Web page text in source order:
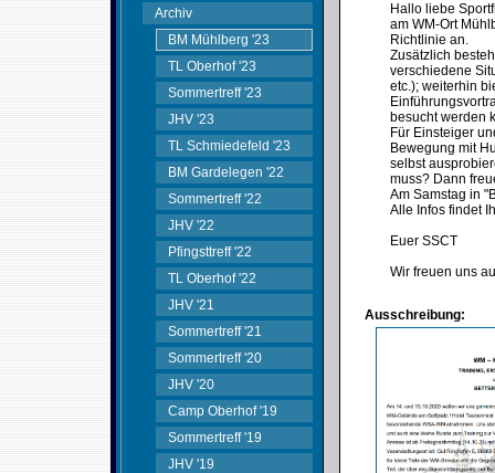
Archiv
BM Mühlberg '23
TL Oberhof '23
Sommertreff '23
JHV '23
TL Schmiedefeld '23
BM Gardelegen '22
Sommertreff '22
JHV '22
Pfingsttreff '22
TL Oberhof '22
JHV '21
Sommertreff '21
Sommertreff '20
JHV '20
Camp Oberhof '19
Sommertreff '19
JHV '19
Hallo liebe
am WM-Ort
Richtlinie an.
Zusätzlich
verschiedene
etc.); weiterhin
besucht werden
Für Einsteiger
Bewegung mit
selbst
muss? Dann
Am Samstag in
Alle Infos findet
Euer SSCT
Wir freuen uns
Ausschreibung: